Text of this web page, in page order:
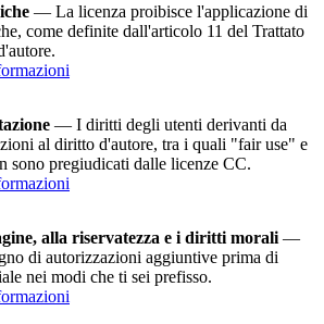
— La licenza proibisce l'applicazione di
come definite dall'articolo 11 del Trattato
— I diritti degli utenti derivanti da
al diritto d'autore, tra i quali "fair use" e
sono pregiudicati dalle licenze CC.
alla riservatezza e i diritti morali —
di autorizzazioni aggiuntive prima di
nei modi che ti sei prefisso.